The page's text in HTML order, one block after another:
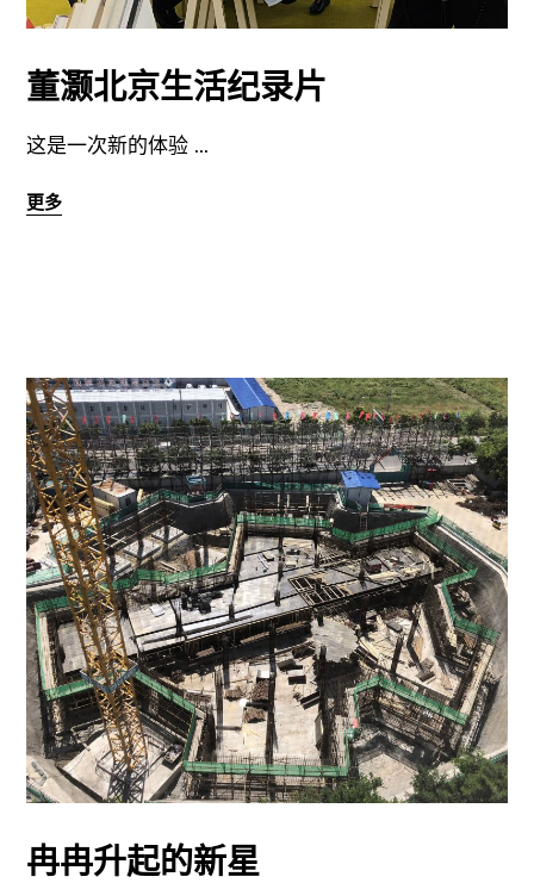
董灏北京生活纪录片
这是一次新的体验
更多
冉冉升起的新星